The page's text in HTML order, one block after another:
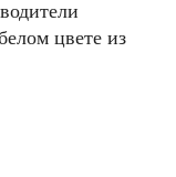
цвете из